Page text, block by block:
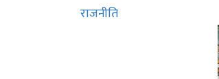
राजनीति